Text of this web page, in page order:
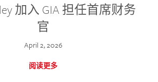
加入 GIA 担任首席财务
官
April 2, 2026
阅读更多